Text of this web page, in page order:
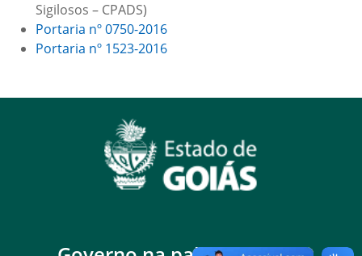
Sigilosos – CPADS)
Portaria nº 0750-2016
Portaria nº 1523-2016